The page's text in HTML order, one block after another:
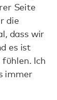
Seite
die
dass wir
es ist
Ich
immer